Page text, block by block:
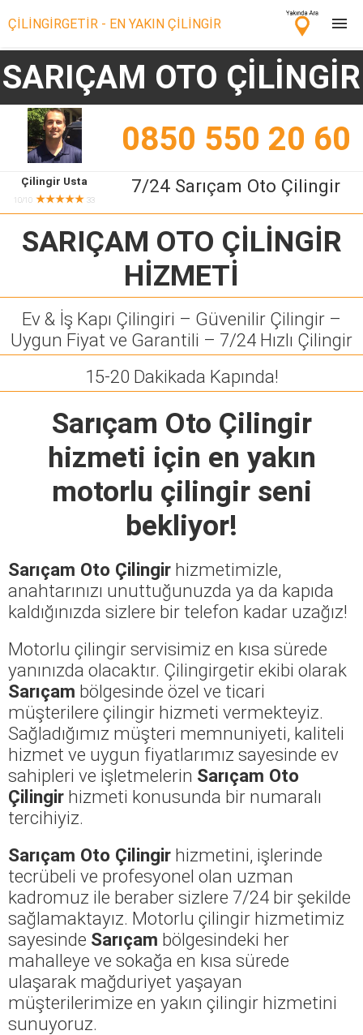
ÇİLİNGİRGETİR - EN YAKIN ÇİLİNGİR
Çilingir Ara
Çilingir misin? Bize Katıl!
SARIÇAM OTO ÇİLİNGİR
0850 550 20 60
Çilingir Usta
10/10 ★★★★★33
7/24 Sarıçam Oto Çilingir
SARIÇAM OTO ÇİLİNGİR
HİZMETİ
Ev & İş Kapı Çilingiri – Güvenilir Çilingir –
Uygun Fiyat ve Garantili – 7/24 Hızlı Çilingir
15-20 Dakikada Kapında!
Sarıçam Oto Çilingir
hizmeti için en yakın
motorlu çilingir seni
bekliyor!
Sarıçam Oto Çilingir hizmetimizle,
anahtarınızı unuttuğunuzda ya da kapıda
kaldığınızda sizlere bir telefon kadar uzağız!
Motorlu çilingir servisimiz en kısa sürede
yanınızda olacaktır. Çilingirgetir ekibi olarak
Sarıçam bölgesinde özel ve ticari
müşterilere çilingir hizmeti vermekteyiz.
Sağladığımız müşteri memnuniyeti, kaliteli
hizmet ve uygun fiyatlarımız sayesinde ev
sahipleri ve işletmelerin Sarıçam Oto
Çilingir hizmeti konusunda bir numaralı
tercihiyiz.
Sarıçam Oto Çilingir hizmetini, işlerinde
tecrübeli ve profesyonel olan uzman
kadromuz ile beraber sizlere 7/24 bir şekilde
sağlamaktayız. Motorlu çilingir hizmetimiz
sayesinde Sarıçam bölgesindeki her
mahalleye ve sokağa en kısa sürede
ulaşarak mağduriyet yaşayan
müşterilerimize en yakın çilingir hizmetini
sunuyoruz.